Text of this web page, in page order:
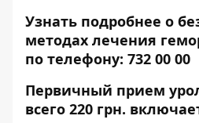
Узнать подробнее о
методах лечения
по телефону: 732 00 00
Первичный прием
всего 220 грн.